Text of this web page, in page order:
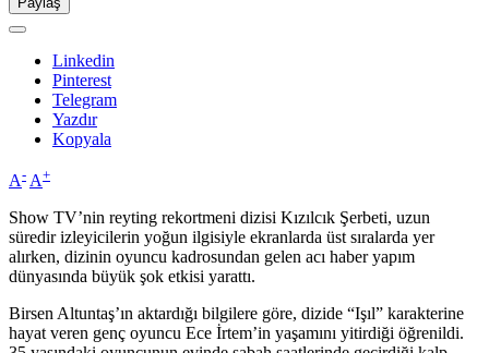
Linkedin
Pinterest
Telegram
Yazdır
Kopyala
A- A+
Show TV’nin reyting rekortmeni dizisi Kızılcık Şerbeti, uzun
süredir izleyicilerin yoğun ilgisiyle ekranlarda üst sıralarda yer
alırken, dizinin oyuncu kadrosundan gelen acı haber yapım
dünyasında büyük şok etkisi yarattı.
Birsen Altuntaş’ın aktardığı bilgilere göre, dizide “Işıl” karakterine
hayat veren genç oyuncu Ece İrtem’in yaşamını yitirdiği öğrenildi.